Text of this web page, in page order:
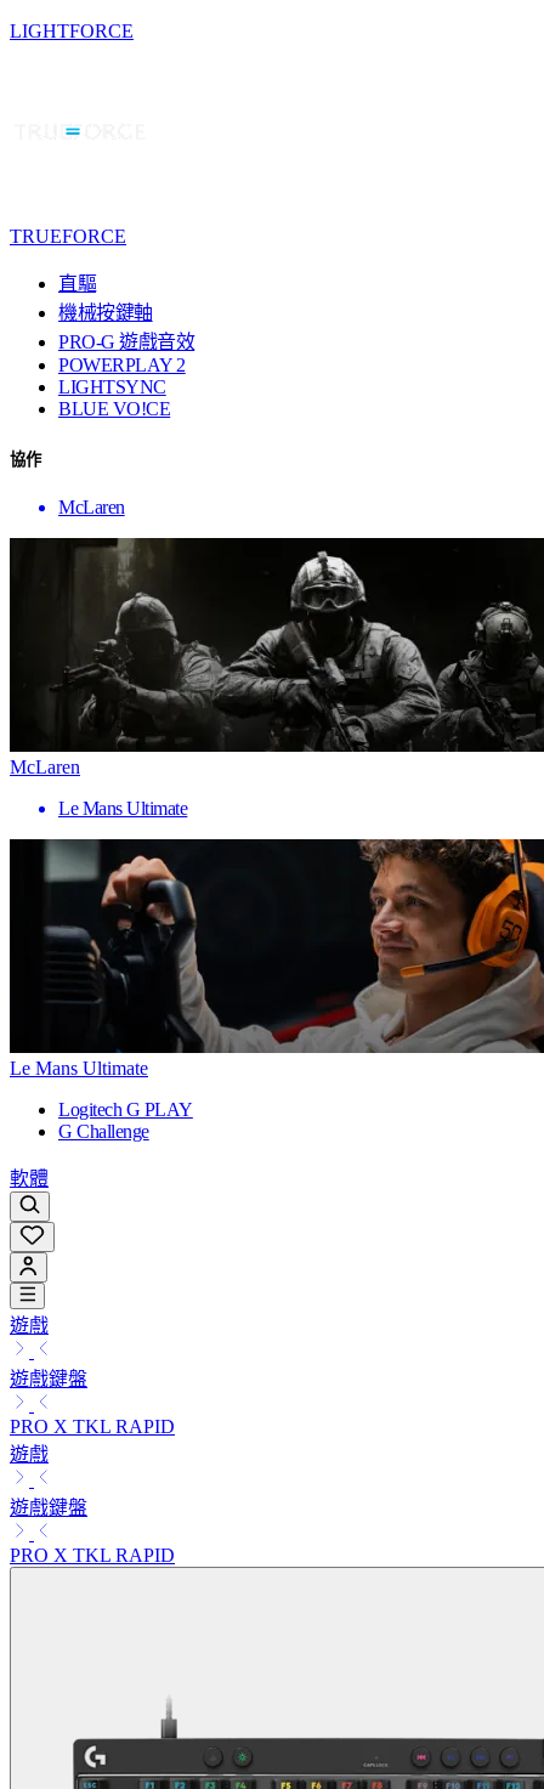
LIGHTFORCE
TRUEFORCE
直驅
機械按鍵軸
PRO-G 遊戲音效
POWERPLAY 2
LIGHTSYNC
BLUE VO!CE
協作
McLaren
McLaren
Le Mans Ultimate
Le Mans Ultimate
Logitech G PLAY
G Challenge
軟體
遊戲
遊戲鍵盤
PRO X TKL RAPID
遊戲
遊戲鍵盤
PRO X TKL RAPID